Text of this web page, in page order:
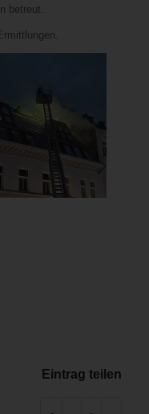
betreut.
Eintrag teilen